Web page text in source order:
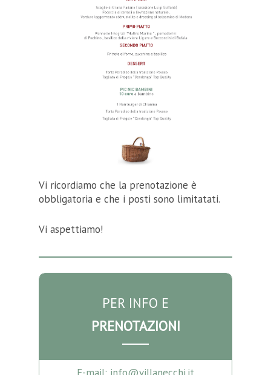
Vi ricordiamo che la prenotazione è
obbligatoria e che i posti sono limitatati.
Vi aspettiamo!
PER INFO E
PRENOTAZIONI
E-mail: info@villanecchi.it